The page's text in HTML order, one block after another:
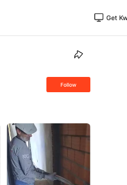
Get
Follow